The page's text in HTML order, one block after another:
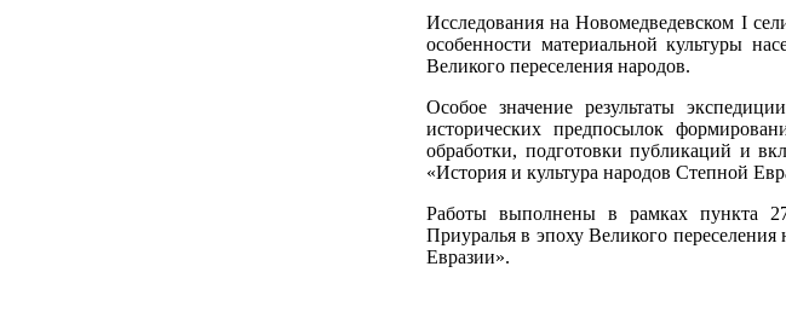
Исследования на Новомедведевском I
особенности материальной культуры
Великого переселения народов.
Особое значение результаты
исторических предпосылок
обработки, подготовки публикаций и
«История и культура народов Степной
Работы выполнены в рамках пункта 27
Приуралья в эпоху Великого
Евразии».